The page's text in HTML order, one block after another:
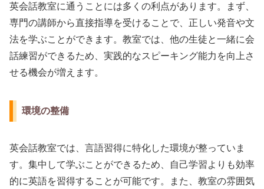
英会話教室に通うことには多くの利点があります。まず、
専門の講師から直接指導を受けることで、正しい発音や文
法を学ぶことができます。教室では、他の生徒と一緒に会
話練習ができるため、実践的なスピーキング能力を向上さ
せる機会が増えます。
環境の整備
英会話教室では、言語習得に特化した環境が整っていま
す。集中して学ぶことができるため、自己学習よりも効率
的に英語を習得することが可能です。また、教室の雰囲気